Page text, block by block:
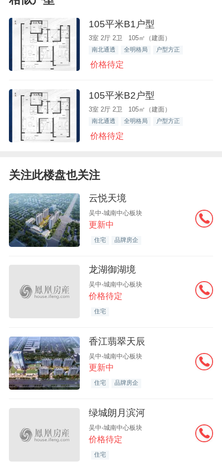
105平米B1户型
3室 2厅 2卫 105㎡（建面）
南北通透 全明格局 户型方正
价格待定
105平米B2户型
3室 2厅 2卫 105㎡（建面）
南北通透 全明格局 户型方正
价格待定
关注此楼盘也关注
云悦天境
吴中-城南中心板块
更新中
住宅 品牌房企
龙湖御湖境
吴中-城南中心板块
价格待定
住宅
香江翡翠天辰
吴中-城南中心板块
更新中
住宅 品牌房企
绿城朗月滨河
吴中-城南中心板块
价格待定
住宅